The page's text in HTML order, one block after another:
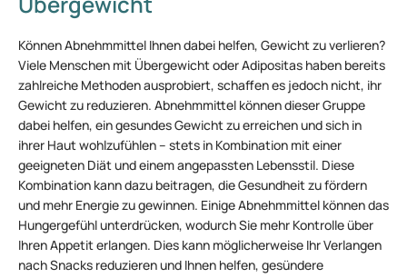
Können Abnehmmittel Ihnen dabei helfen, Gewicht zu verlieren?
Viele Menschen mit Übergewicht oder Adipositas haben bereits
zahlreiche Methoden ausprobiert, schaffen es jedoch nicht, ihr
Gewicht zu reduzieren. Abnehmmittel können dieser Gruppe
dabei helfen, ein gesundes Gewicht zu erreichen und sich in
ihrer Haut wohlzufühlen – stets in Kombination mit einer
geeigneten Diät und einem angepassten Lebensstil. Diese
Kombination kann dazu beitragen, die Gesundheit zu fördern
und mehr Energie zu gewinnen. Einige Abnehmmittel können das
Hungergefühl unterdrücken, wodurch Sie mehr Kontrolle über
Ihren Appetit erlangen. Dies kann möglicherweise Ihr Verlangen
nach Snacks reduzieren und Ihnen helfen, gesündere